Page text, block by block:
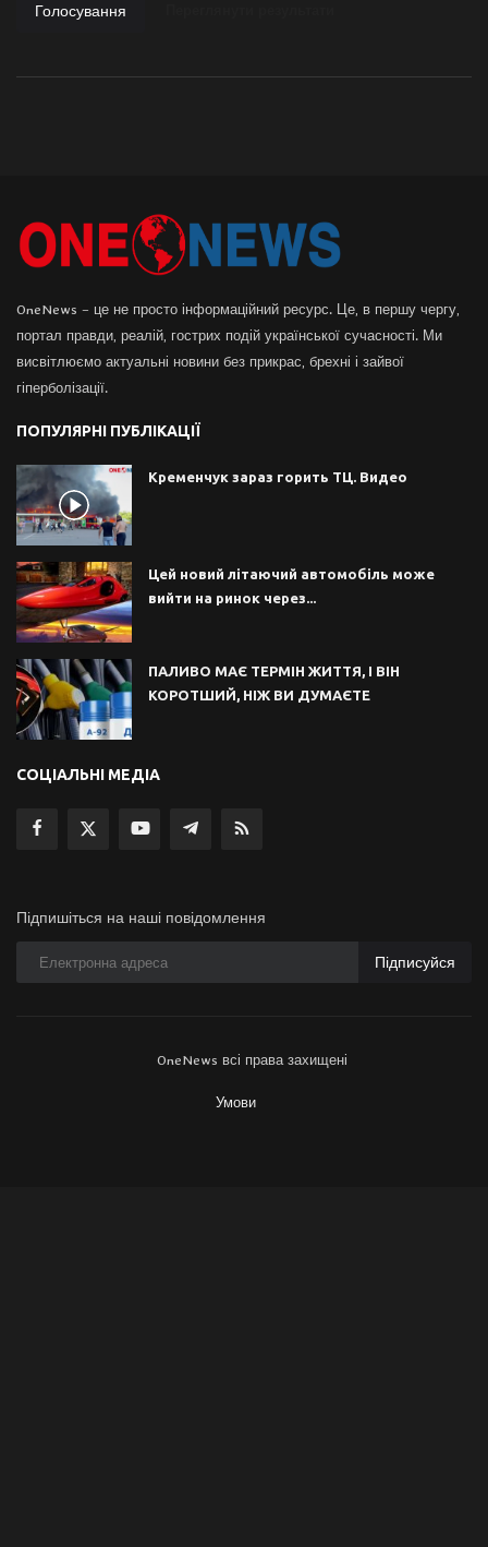
Голосування
OneNews – це не просто інформаційний ресурс. Це, в першу чергу,
портал правди, реалій, гострих подій української сучасності. Ми
висвітлюємо актуальні новини без прикрас, брехні і зайвої
гіперболізації.
ПОПУЛЯРНІ ПУБЛІКАЦІЇ
Кременчук зараз горить ТЦ. Видео
Цей новий літаючий автомобіль може
вийти на ринок через...
ПАЛИВО МАЄ ТЕРМІН ЖИТТЯ, І ВІН
КОРОТШИЙ, НІЖ ВИ ДУМАЄТЕ
СОЦІАЛЬНІ МЕДІА
Підпишіться на наші повідомлення
Підписуйся
OneNews всі права захищені
Умови